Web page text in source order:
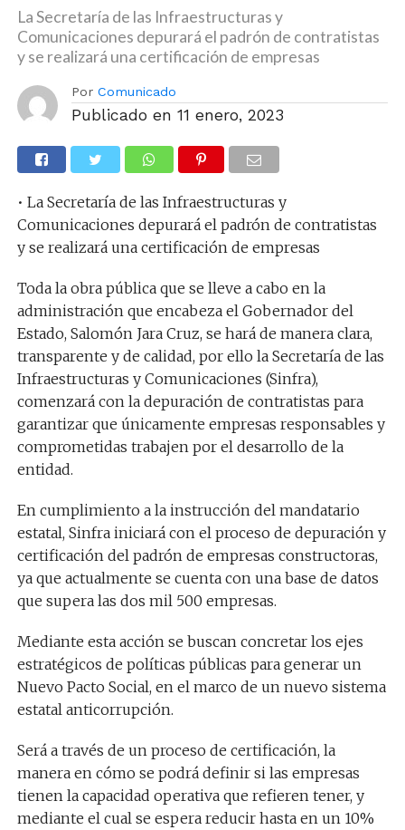
La Secretaría de las Infraestructuras y
Comunicaciones depurará el padrón de contratistas
y se realizará una certificación de empresas
Por Comunicado
Publicado en 11 enero, 2023
• La Secretaría de las Infraestructuras y
Comunicaciones depurará el padrón de contratistas
y se realizará una certificación de empresas
Toda la obra pública que se lleve a cabo en la
administración que encabeza el Gobernador del
Estado, Salomón Jara Cruz, se hará de manera clara,
transparente y de calidad, por ello la Secretaría de las
Infraestructuras y Comunicaciones (Sinfra),
comenzará con la depuración de contratistas para
garantizar que únicamente empresas responsables y
comprometidas trabajen por el desarrollo de la
entidad.
En cumplimiento a la instrucción del mandatario
estatal, Sinfra iniciará con el proceso de depuración y
certificación del padrón de empresas constructoras,
ya que actualmente se cuenta con una base de datos
que supera las dos mil 500 empresas.
Mediante esta acción se buscan concretar los ejes
estratégicos de políticas públicas para generar un
Nuevo Pacto Social, en el marco de un nuevo sistema
estatal anticorrupción.
Será a través de un proceso de certificación, la
manera en cómo se podrá definir si las empresas
tienen la capacidad operativa que refieren tener, y
mediante el cual se espera reducir hasta en un 10%